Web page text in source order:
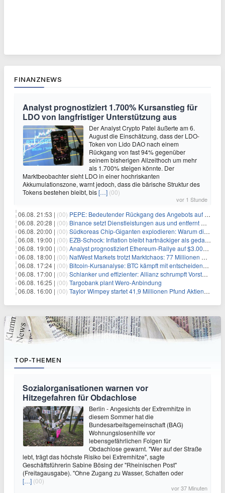
FINANZNEWS
Analyst prognostiziert 1.700% Kursanstieg für
LDO von langfristiger Unterstützung aus
Der Analyst Crypto Patel äußerte am 6.
August die Einschätzung, dass der LDO-
Token von Lido DAO nach einem
Rückgang von fast 94% gegenüber
seinem bisherigen Allzeithoch um mehr
als 1.700% steigen könnte. Der
Marktbeobachter sieht LDO in einer hochriskanten
Akkumulationszone, warnt jedoch, dass die bärische Struktur des
Tokens bestehen bleibt, bis[…] (00)
vor 1 Stunde
06.08. 21:53 | (00) PEPE: Bedeutender Rückgang des Angebots auf Börsen – Was kommt als Nächstes?
06.08. 20:28 | (00) Binance setzt Dienstleistungen aus und entfernt mehrere Krypto-Paare: Wer ist betroffen?
06.08. 20:00 | (00) Südkoreas Chip-Giganten explodieren: Warum dieser Rekord-Tag die KI-Branche erschüttert
06.08. 19:00 | (00) EZB-Schock: Inflation bleibt hartnäckiger als gedacht – 2027 wird zum kritischen Test
06.08. 19:00 | (00) Analyst prognostiziert Ethereum-Rallye auf $3.000 nach entscheidendem On-Chain-Ausbruch
06.08. 18:00 | (00) NatWest Markets trotzt Marktchaos: 77 Millionen Pfund Gewinn im ersten Halbjahr
06.08. 17:24 | (00) Bitcoin-Kursanalyse: BTC kämpft mit entscheidender $65K-Hürde, während sich ein Liquidationscluster aufbaut
06.08. 17:00 | (00) Schlanker und effizienter: Allianz schrumpft Vorstand auf 8 Köpfe – das steckt dahinter
06.08. 16:25 | (00) Targobank plant Wero-Anbindung
06.08. 16:00 | (00) Taylor Wimpey startet 41,9 Millionen Pfund Aktienrückkauf – was Anleger wissen müssen
TOP-THEMEN
Sozialorganisationen warnen vor
Hitzegefahren für Obdachlose
Berlin - Angesichts der Extremhitze in
diesem Sommer hat die
Bundesarbeitsgemeinschaft (BAG)
Wohnungslosenhilfe vor
lebensgefährlichen Folgen für
Obdachlose gewarnt. "Wer auf der Straße
lebt, trägt das höchste Risiko bei Extremhitze", sagte
Geschäftsführerin Sabine Bösing der "Rheinischen Post"
(Freitagausgabe). "Ohne Zugang zu Wasser, Schatten oder
[…] (00)
vor 37 Minuten